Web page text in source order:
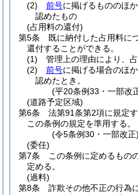
(2)
前号に掲げるもののほ
認めたもの
(占用料の還付)
第5条
既に納付した占用料に
還付することができる。
(1)
管理上の理由により、
(2)
前号に掲げる場合のほ
認めたとき。
(平20条例33・一部改
(道路予定区域)
第6条
法第91条第2項に規定
この条例の規定を準用する。
(令5条例30・一部改正)
(委任)
第7条
この条例に定めるもの
定める。
(過料)
第8条
詐欺その他不正の行為